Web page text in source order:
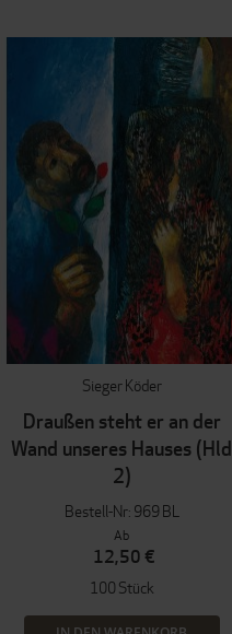
Sieger Köder
Draußen steht er an der
Wand unseres Hauses (Hld
2)
Bestell-Nr: 969 BL
Ab
12,50 €
100 Stück